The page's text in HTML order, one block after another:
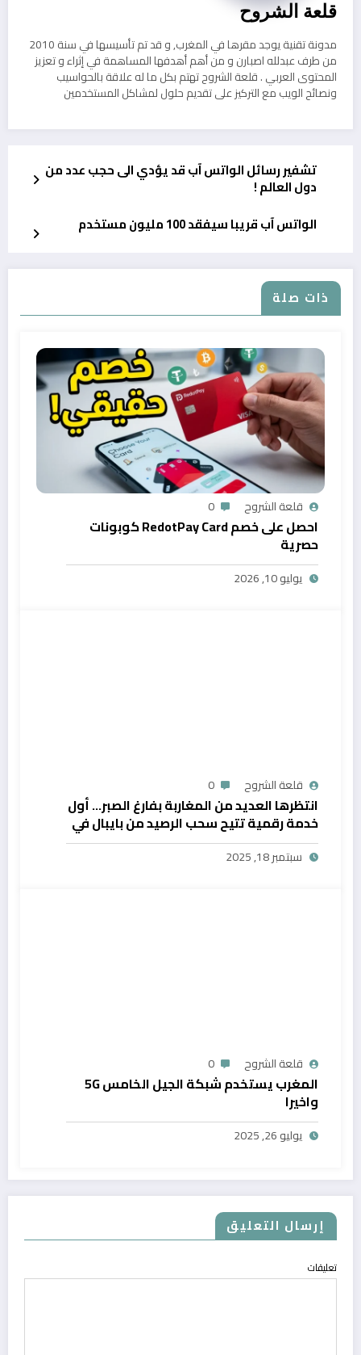
قلعة الشروح
مدونة تقنية يوجد مقرها في المغرب, و قد تم تأسيسها في سنة 2010
من طرف عبدلله اصبارن و من أهم أهدفها المساهمة في إثراء و تعزيز
المحتوى العربي . قلعة الشروح تهتم بكل ما له علاقة بالحواسيب
ونصائح الويب مع التركيز على تقديم حلول لمشاكل المستخدمين
تشفير رسائل الواتس آب قد يؤدي الى حجب عدد من
دول العالم !
الواتس آب قريبا سيفقد 100 مليون مستخدم
ذات صلة
قلعة الشروح 0
احصل على خصم RedotPay Card كوبونات
حصرية
يوليو 10, 2026
قلعة الشروح 0
انتظرها العديد من المغاربة بفارغ الصبر… أول
خدمة رقمية تتيح سحب الرصيد من بايبال في
المغرب
سبتمبر 18, 2025
قلعة الشروح 0
المغرب يستخدم شبكة الجيل الخامس 5G
واخيرا
يوليو 26, 2025
إرسال التعليق
تعليقات